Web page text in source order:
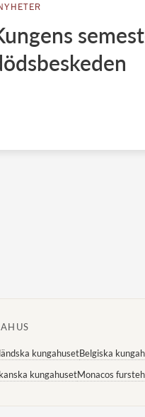
kungahusetBelgiska
kungahusetMonacos